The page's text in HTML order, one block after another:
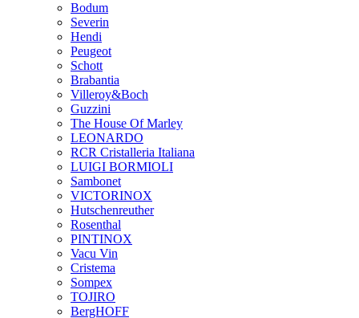
Bodum
Severin
Hendi
Peugeot
Schott
Brabantia
Villeroy&Boch
Guzzini
The House Of Marley
LEONARDO
RCR Cristalleria Italiana
LUIGI BORMIOLI
Sambonet
VICTORINOX
Hutschenreuther
Rosenthal
PINTINOX
Vacu Vin
Cristema
Sompex
TOJIRO
BergHOFF